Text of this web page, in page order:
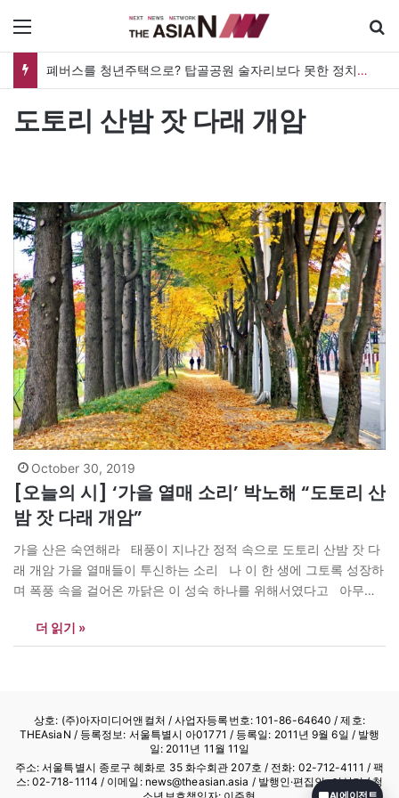
폐버스를 청년주택으로? 탑골공원 술자리보다 못한 정치의 상상력
도토리 산밤 잣 다래 개암
October 30, 2019
[오늘의 시] ‘가을 열매 소리’ 박노해 “도토리 산
밤 잣 다래 개암”
가을 산은 숙연해라 태풍이 지나간 정적 속으로 도토리 산밤 잣 다
래 개암 가을 열매들이 투신하는 소리 나 이 한 생에 그토록 성장하
며 폭풍 속을 걸어온 까닭은 이 성숙 하나를 위해서였다고 아무도
위함이라고 가을 산에 서서…
더 읽기 »
상호: (주)아자미디어앤컬처 /사업자등록번호: 101-86-64640 / 제호:
THEAsiaN / 등록정보: 서울특별시 아01771 / 등록일: 2011년 9월 6일 / 발행
일: 2011년 11월 11일
주소: 서울특별시 종로구 혜화로 35 화수회관 207호 / 전화: 02-712-4111 / 팩
스: 02-718-1114 / 이메일: news@theasian.asia / 발행인·편집인: 이상기 / 청